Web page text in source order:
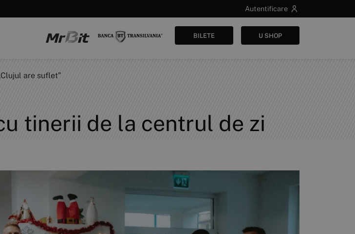
Autentificare
BILETE U SHOP
are suflet”
tinerii de la centrul de zi